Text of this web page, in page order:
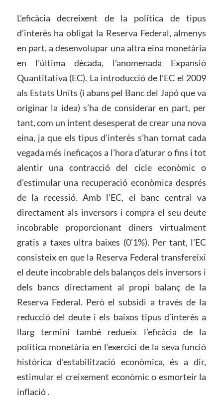
L’eficàcia decreixent de la política de tipus
d’interès ha obligat la Reserva Federal, almenys
en part, a desenvolupar una altra eina monetària
en l’última dècada, l’anomenada Expansió
Quantitativa (EC). La introducció de l’EC el 2009
als Estats Units (i abans pel Banc del Japó que va
originar la idea) s’ha de considerar en part, per
tant, com un intent desesperat de crear una nova
eina, ja que els tipus d’interès s’han tornat cada
vegada més ineficaços a l’hora d’aturar o fins i tot
alentir una contracció del cicle econòmic o
d’estimular una recuperació econòmica després
de la recessió. Amb l’EC, el banc central va
directament als inversors i compra el seu deute
incobrable proporcionant diners virtualment
gratis a taxes ultra baixes (0’1%). Per tant, l’EC
consisteix en que la Reserva Federal transfereixi
el deute incobrable dels balanços dels inversors i
dels bancs directament al propi balanç de la
Reserva Federal. Però el subsidi a través de la
reducció del deute i els baixos tipus d’interès a
llarg termini també redueix l’eficàcia de la
política monetària en l’exercici de la seva funció
històrica d’estabilització econòmica, és a dir,
estimular el creixement econòmic o esmorteir la
inflació .